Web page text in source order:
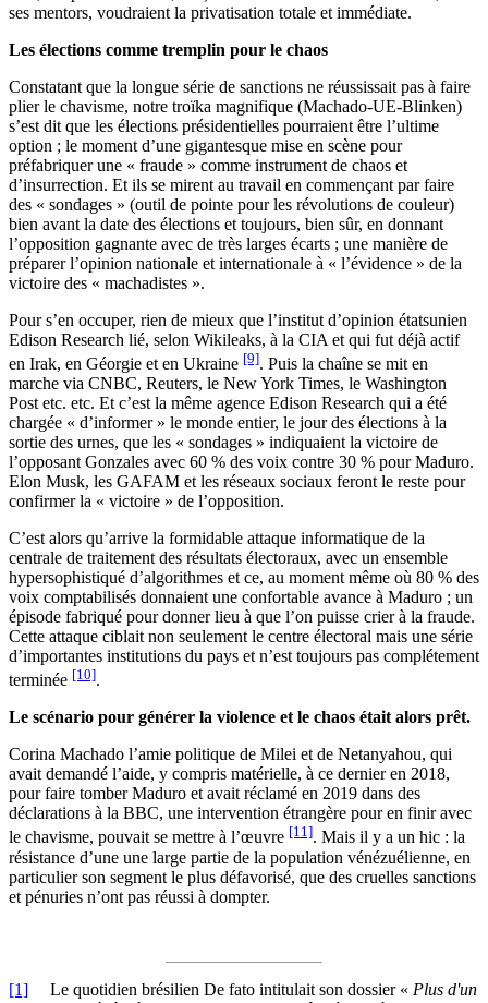
ses mentors, voudraient la privatisation totale et immédiate.
Les élections comme tremplin pour le chaos
Constatant que la longue série de sanctions ne réussissait pas à faire
plier le chavisme, notre troïka magnifique (Machado-UE-Blinken)
s’est dit que les élections présidentielles pourraient être l’ultime
option ; le moment d’une gigantesque mise en scène pour
préfabriquer une « fraude » comme instrument de chaos et
d’insurrection. Et ils se mirent au travail en commençant par faire
des « sondages » (outil de pointe pour les révolutions de couleur)
bien avant la date des élections et toujours, bien sûr, en donnant
l’opposition gagnante avec de très larges écarts ; une manière de
préparer l’opinion nationale et internationale à « l’évidence » de la
victoire des « machadistes ».
Pour s’en occuper, rien de mieux que l’institut d’opinion étatsunien
Edison Research lié, selon Wikileaks, à la CIA et qui fut déjà actif
en Irak, en Géorgie et en Ukraine [9]. Puis la chaîne se mit en
marche via CNBC, Reuters, le New York Times, le Washington
Post etc. etc. Et c’est la même agence Edison Research qui a été
chargée « d’informer » le monde entier, le jour des élections à la
sortie des urnes, que les « sondages » indiquaient la victoire de
l’opposant Gonzales avec 60 % des voix contre 30 % pour Maduro.
Elon Musk, les GAFAM et les réseaux sociaux feront le reste pour
confirmer la « victoire » de l’opposition.
C’est alors qu’arrive la formidable attaque informatique de la
centrale de traitement des résultats électoraux, avec un ensemble
hypersophistiqué d’algorithmes et ce, au moment même où 80 % des
voix comptabilisés donnaient une confortable avance à Maduro ; un
épisode fabriqué pour donner lieu à que l’on puisse crier à la fraude.
Cette attaque ciblait non seulement le centre électoral mais une série
d’importantes institutions du pays et n’est toujours pas complétement
terminée [10].
Le scénario pour générer la violence et le chaos était alors prêt.
Corina Machado l’amie politique de Milei et de Netanyahou, qui
avait demandé l’aide, y compris matérielle, à ce dernier en 2018,
pour faire tomber Maduro et avait réclamé en 2019 dans des
déclarations à la BBC, une intervention étrangère pour en finir avec
le chavisme, pouvait se mettre à l’œuvre [11]. Mais il y a un hic : la
résistance d’une une large partie de la population vénézuélienne, en
particulier son segment le plus défavorisé, que des cruelles sanctions
et pénuries n’ont pas réussi à dompter.
[1] Le quotidien brésilien De fato intitulait son dossier « Plus d'un